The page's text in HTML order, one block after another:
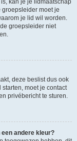
kan je je lidmaatschap
moet je
je lid wil worden.
groepsleider niet
deze beslist dus ook
moet je contact
privébericht te sturen.
andere kleur?